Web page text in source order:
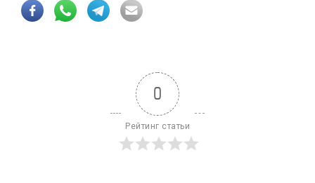
0
Рейтинг статьи